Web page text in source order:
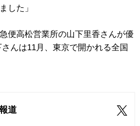
した」
便高松営業所の山下里香さんが優
んは11月、東京で開かれる全国
道